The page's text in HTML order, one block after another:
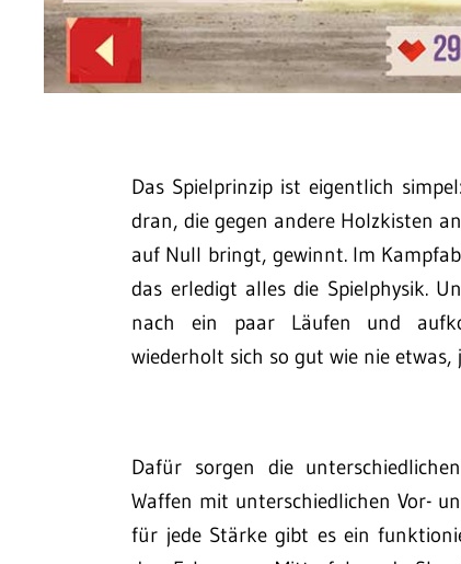
Das Spielprinzip ist eigentlich
dran, die gegen andere Holzkisten
auf Null bringt, gewinnt. Im
das erledigt alles die Spielphysik.
nach ein paar Läufen und
wiederholt sich so gut wie nie
Dafür sorgen die
Waffen mit unterschiedlichen Vor-
für jede Stärke gibt es ein